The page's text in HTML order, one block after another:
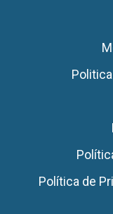
Política de